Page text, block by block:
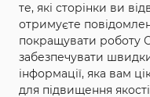
те, які сторінки ви
отримуєте
покращувати роботу
забезпечувати
інформації, яка вам
для підвищення